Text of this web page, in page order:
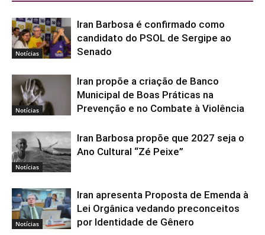
Notícias
Iran Barbosa é confirmado como
candidato do PSOL de Sergipe ao
Senado
Notícias
Iran propõe a criação de Banco
Municipal de Boas Práticas na
Prevenção e no Combate à Violência
Notícias
Iran Barbosa propõe que 2027 seja o
Ano Cultural “Zé Peixe”
Notícias
Iran apresenta Proposta de Emenda à
Lei Orgânica vedando preconceitos
por Identidade de Gênero